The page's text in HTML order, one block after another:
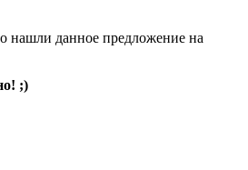
нашли данное предложение на
;)